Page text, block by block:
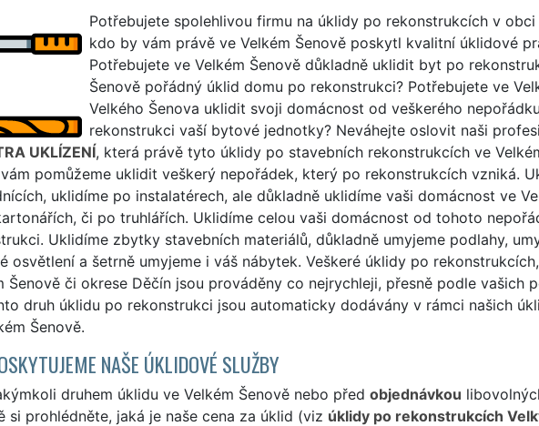
Potřebujete spolehlivou firmu na úklidy po rekonstrukcích v
kdo by vám právě ve Velkém Šenově poskytl kvalitní úklidové
Potřebujete ve Velkém Šenově důkladně uklidit byt po
Šenově pořádný úklid domu po rekonstrukci? Potřebujete ve
Velkého Šenova uklidit svoji domácnost od veškerého
rekonstrukci vaší bytové jednotky? Neváhejte oslovit naši
UKLÍZENÍ, která právě tyto úklidy po stavebních rekonstrukcích ve
pomůžeme uklidit veškerý nepořádek, který po rekonstrukcích vzniká.
uklidíme po instalatérech, ale důkladně uklidíme vaši domácnost ve
či po truhlářích. Uklidíme celou vaši domácnost od tohoto
Uklidíme zbytky stavebních materiálů, důkladně umyjeme podlahy,
osvětlení a šetrně umyjeme i váš nábytek. Veškeré úklidy po
Šenově či okrese Děčín jsou prováděny co nejrychleji, přesně podle vašich
druh úklidu po rekonstrukci jsou automaticky dodávány v rámci našich
Šenově.
NAŠE ÚKLIDOVÉ SLUŽBY
druhem úklidu ve Velkém Šenově nebo před objednávkou
si prohlédněte, jaká je naše cena za úklid (viz úklidy po rekonstrukcích